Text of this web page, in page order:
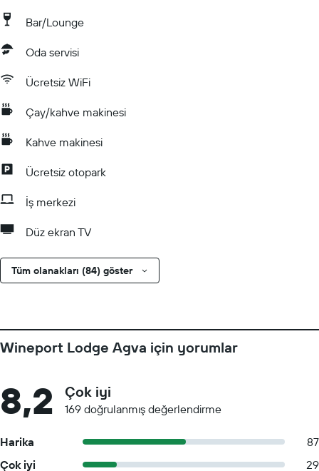
Bar/Lounge
Oda servisi
Ücretsiz WiFi
Çay/kahve makinesi
Kahve makinesi
Ücretsiz otopark
İş merkezi
Düz ekran TV
Tüm olanakları (84) göster
Wineport Lodge Agva için yorumlar
8,2 Çok iyi
169 doğrulanmış değerlendirme
Harika
87
Çok iyi
29